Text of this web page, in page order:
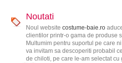
Noutati
Noul website costume-baie.ro
clientilor printr-o gama de produse
Multumim pentru suportul pe care
va invitam sa descoperiti probabil
de chiloti, pe care le-am selectat